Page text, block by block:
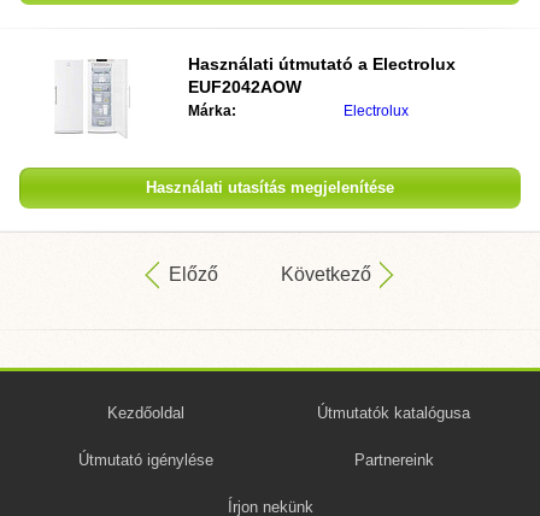
Használati útmutató a Electrolux
EUF2042AOW
Márka: Electrolux
Használati utasítás megjelenítése
Előző Következő
Kezdőoldal Útmutatók katalógusa
Útmutató igénylése Partnereink
Írjon nekünk